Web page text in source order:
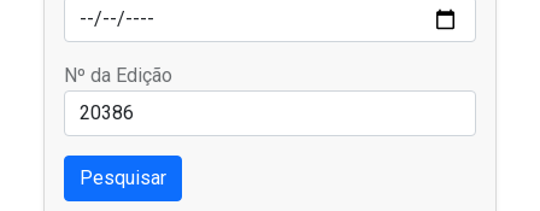
Nº da Edição
Pesquisar